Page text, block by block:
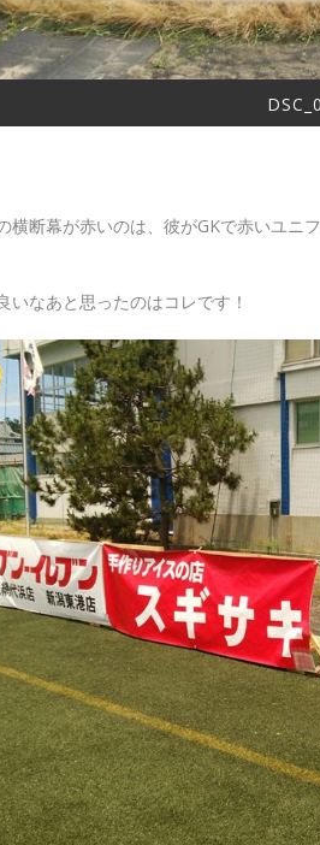
横断幕が赤いのは、彼がGKで赤いユニ
いなあと思ったのはコレです！